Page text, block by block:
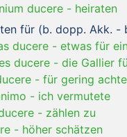
ducere - heiraten
für (b. dopp. Akk. -
ducere - etwas für
ducere - die Gallier
- für gering
- ich vermutete
- zählen zu
- höher schätzen